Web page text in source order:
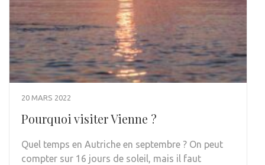
20 MARS 2022
Pourquoi visiter Vienne ?
Quel temps en Autriche en septembre ? On peut
compter sur 16 jours de soleil, mais il faut